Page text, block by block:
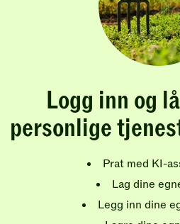
Logg inn og
personlige
Prat med KI-
Lag dine
Legg inn dine